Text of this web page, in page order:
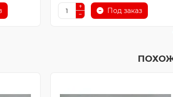
Под заказ